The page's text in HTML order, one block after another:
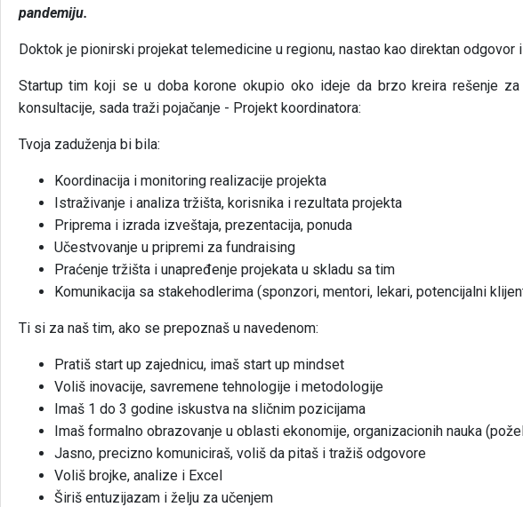
pandemiju.
Doktok je pionirski projekat telemedicine u regionu, nastao kao direktan odgovor
Startup tim koji se u doba korone okupio oko ideje da brzo kreira rešenje
konsultacije, sada traži pojačanje - Projekt koordinatora:
Tvoja zaduženja bi bila:
Koordinacija i monitoring realizacije projekta
Istraživanje i analiza tržišta, korisnika i rezultata projekta
Priprema i izrada izveštaja, prezentacija, ponuda
Učestvovanje u pripremi za fundraising
Praćenje tržišta i unapređenje projekata u skladu sa tim
Komunikacija sa stakehodlerima (sponzori, mentori, lekari, potencijalni
Ti si za naš tim, ako se prepoznaš u navedenom:
Pratiš start up zajednicu, imaš start up mindset
Voliš inovacije, savremene tehnologije i metodologije
Imaš 1 do 3 godine iskustva na sličnim pozicijama
Imaš formalno obrazovanje u oblasti ekonomije, organizacionih nauka
Jasno, precizno komuniciraš, voliš da pitaš i tražiš odgovore
Voliš brojke, analize i Excel
Širiš entuzijazam i želju za učenjem